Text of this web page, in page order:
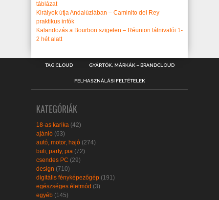
táblázat
Királyok útja Andalúziában – Caminito del Rey
praktikus infók
Kalandozás a Bourbon szigeten – Réunion látnivalói 1-
2 hét alatt
TAG CLOUD GYÁRTÓK, MÁRKÁK – BRANDCLOUD
FELHASZNÁLÁSI FELTÉTELEK
KATEGÓRIÁK
18-as karika (42)
ajánló (63)
autó, motor, hajó (274)
buli, party, pia (72)
csendes PC (29)
design (710)
digitális fényképezőgép (191)
egészséges életmód (3)
egyéb (145)